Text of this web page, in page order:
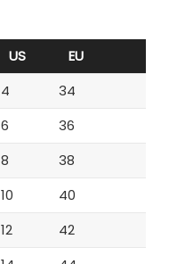
US
EU
4
34
6
36
8
38
10
40
12
42